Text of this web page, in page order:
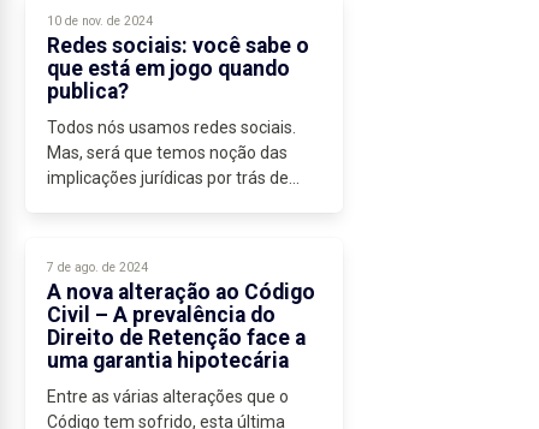
que reúnem as condições
necessárias...
10 de nov. de 2024
Redes sociais: você sabe o
que está em jogo quando
publica?
Todos nós usamos redes sociais.
Mas, será que temos noção das
implicações jurídicas por trás de
conteúdo,...
7 de ago. de 2024
A nova alteração ao Código
Civil – A prevalência do
Direito de Retenção face a
uma garantia hipotecária
Entre as várias alterações que o
Código tem sofrido, esta última